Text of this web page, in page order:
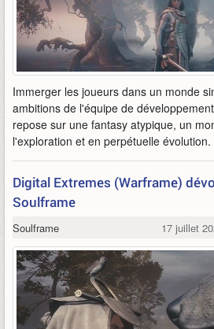
Immerger les joueurs dans un monde
ambitions de l'équipe de
repose sur une fantasy atypique, un
l'exploration et en perpétuelle évolution.
Digital Extremes (Warframe)
Soulframe
Soulframe 17 juillet